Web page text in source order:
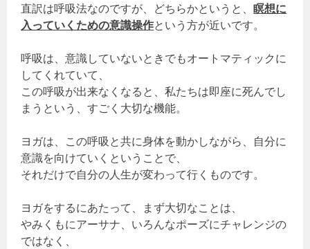
直訳は呼吸法なのですが、どちらかというと、瞑想に
入っていくための意識操作という方が近いです。
呼吸は、意識していないときでもオートマティックに
してくれていて、
この呼吸が出来なくなると、私たちは即座に死んでし
まうという、すごく大切な機能。
ヨガは、この呼吸と共に身体を動かしながら、自分に
意識を向けていくということで、
それだけで自分の人生が変わって行くものです。
ヨガをするにあたって、まず大切なことは、
やみくもにアーサナ、いろんなポーズにチャレンジの
ではなく、